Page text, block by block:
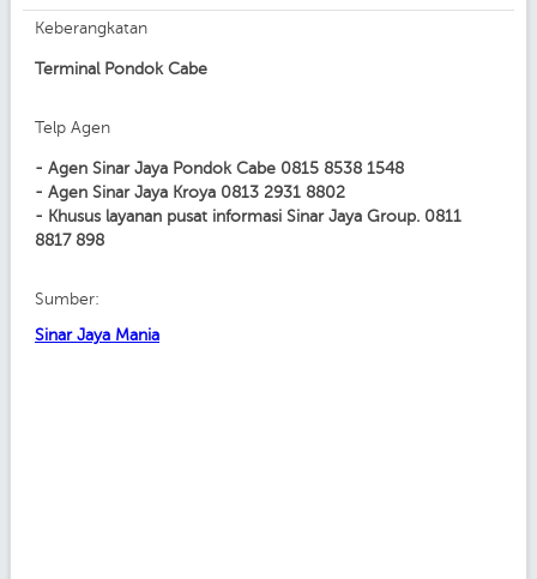
Keberangkatan
Terminal Pondok Cabe
Telp Agen
- Agen Sinar Jaya Pondok Cabe 0815 8538 1548
- Agen Sinar Jaya Kroya 0813 2931 8802
- Khusus layanan pusat informasi Sinar Jaya Group. 0811
8817 898
Sumber:
Sinar Jaya Mania